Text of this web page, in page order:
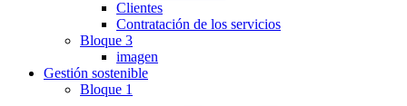
Clientes
Contratación de los servicios
Bloque 3
imagen
Gestión sostenible
Bloque 1